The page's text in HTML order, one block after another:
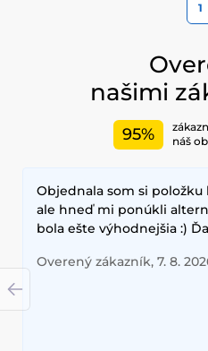
1
našimi
95%
náš
Objednala som si
ale hneď mi ponúkli
bola ešte výhodnejšia :)
Overený zákazník, 7. 8.